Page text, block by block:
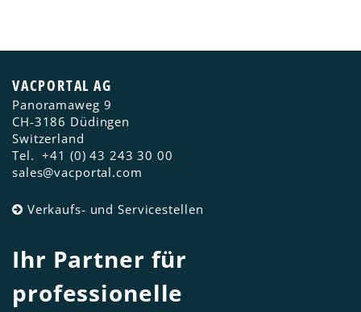
VACPORTAL AG
Panoramaweg 9
CH-3186 Düdingen
Switzerland
Tel. +41 (0) 43 243 30 00
sales@vacportal.com
Verkaufs- und Servicestellen
Ihr Partner für
professionelle